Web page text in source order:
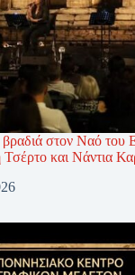
στον Ναό του
και Νάντια